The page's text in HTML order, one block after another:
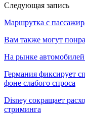
Следующая запись
Маршрутка с
Вам также могут
На рынке автомобилей
Германия фиксирует
фоне слабого спроса
Disney сокращает
стриминга